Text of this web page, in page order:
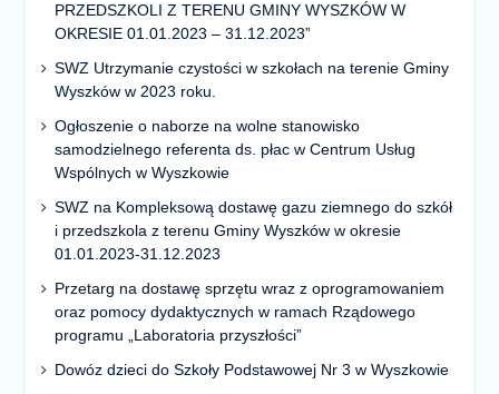
PRZEDSZKOLI Z TERENU GMINY WYSZKÓW W
OKRESIE 01.01.2023 – 31.12.2023”
SWZ Utrzymanie czystości w szkołach na terenie Gminy
Wyszków w 2023 roku.
Ogłoszenie o naborze na wolne stanowisko
samodzielnego referenta ds. płac w Centrum Usług
Wspólnych w Wyszkowie
SWZ na Kompleksową dostawę gazu ziemnego do szkół
i przedszkola z terenu Gminy Wyszków w okresie
01.01.2023-31.12.2023
Przetarg na dostawę sprzętu wraz z oprogramowaniem
oraz pomocy dydaktycznych w ramach Rządowego
programu „Laboratoria przyszłości”
Dowóz dzieci do Szkoły Podstawowej Nr 3 w Wyszkowie